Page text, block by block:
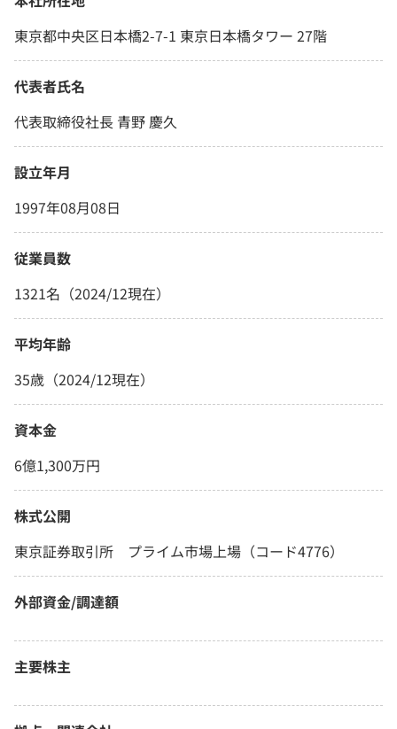
東京都中央区日本橋2-7-1 東京日本橋タワー 27階
代表者氏名
代表取締役社長 青野 慶久
設立年月
1997年08月08日
従業員数
1321名（2024/12現在）
平均年齢
35歳（2024/12現在）
資本金
6億1,300万円
株式公開
東京証券取引所 プライム市場上場（コード4776）
外部資金/調達額
主要株主